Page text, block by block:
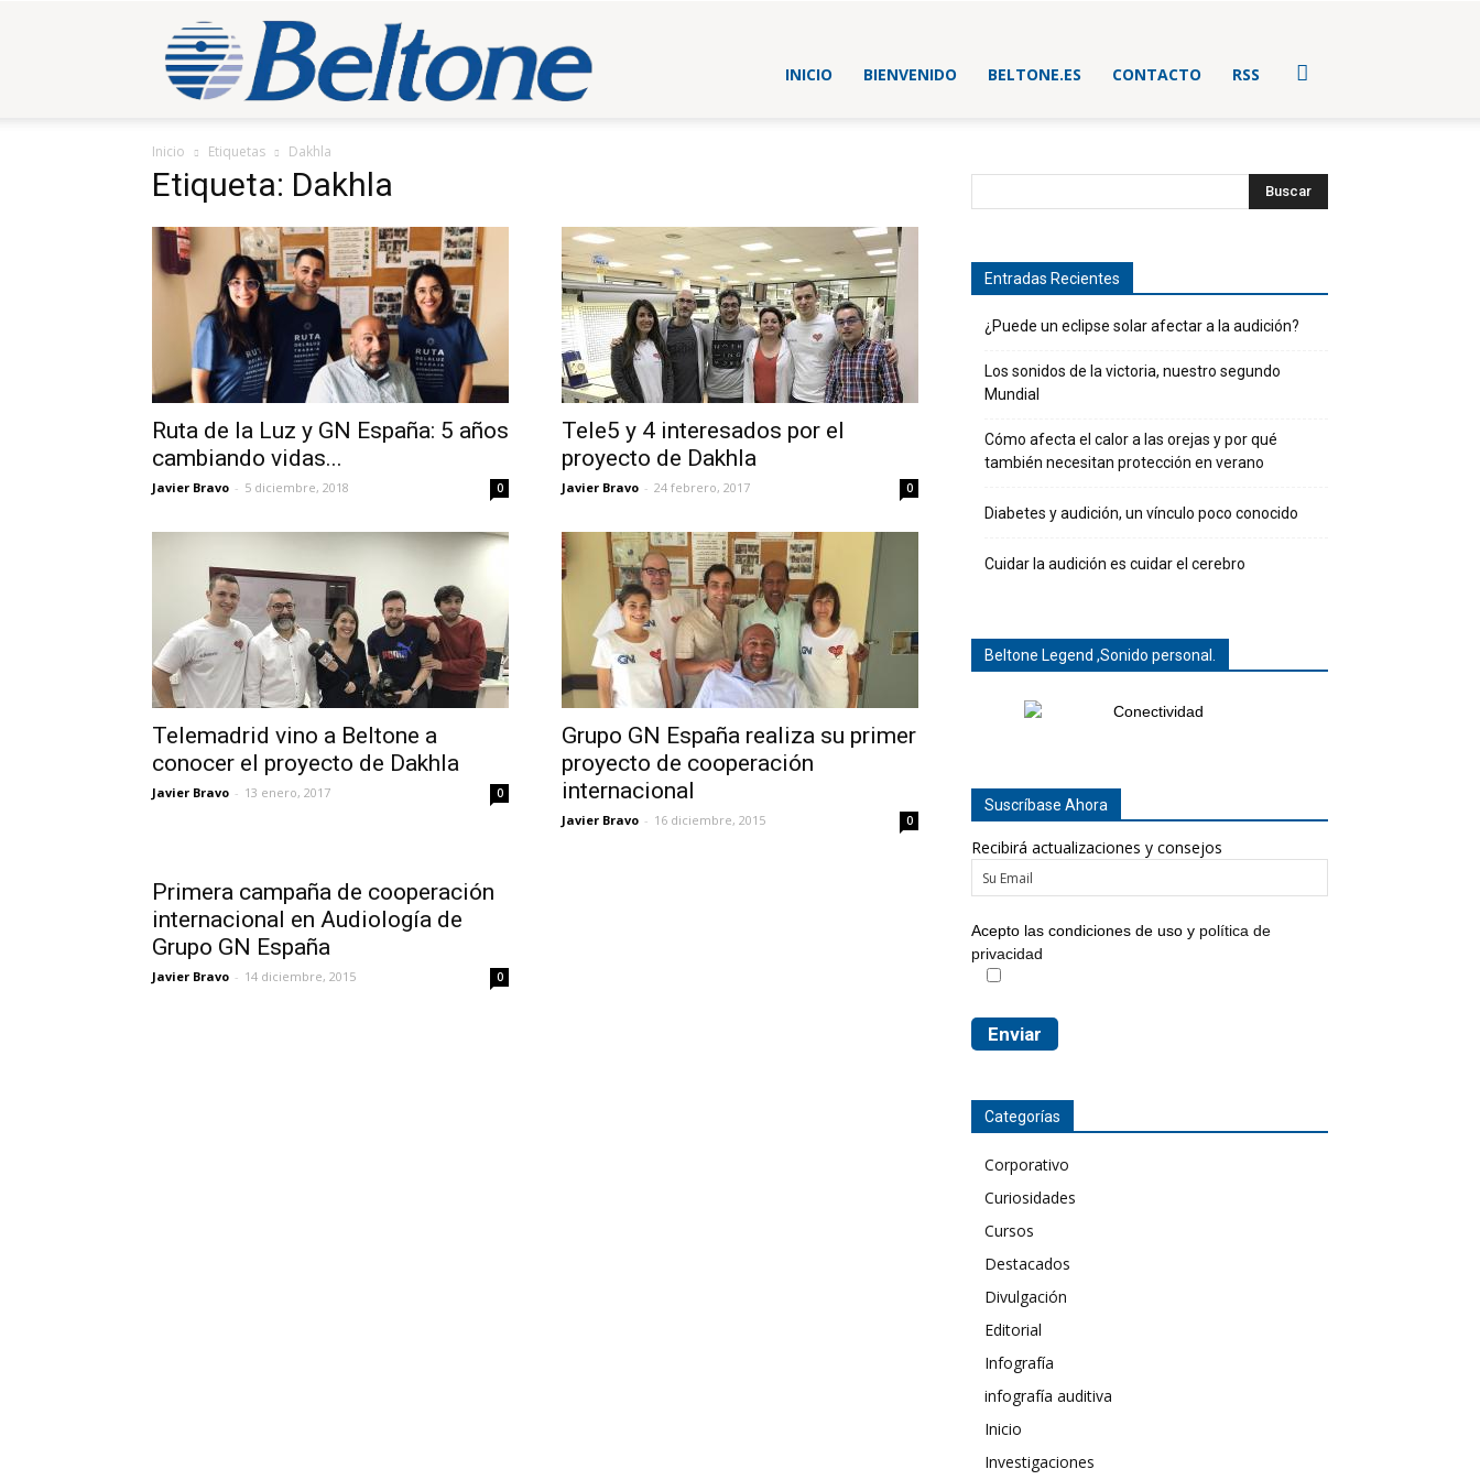
España
INICIO BIENVENIDO BELTONE.ES CONTACTO RSS
Inicio Etiquetas Dakhla
Etiqueta: Dakhla
Ruta de la Luz y GN España: 5 años
cambiando vidas...
Javier Bravo - 5 diciembre, 2018 0
Tele5 y 4 interesados por el
proyecto de Dakhla
Javier Bravo - 24 febrero, 2017 0
Telemadrid vino a Beltone a
conocer el proyecto de Dakhla
Javier Bravo - 13 enero, 2017 0
Grupo GN España realiza su primer
proyecto de cooperación
internacional
Javier Bravo - 16 diciembre, 2015 0
Primera campaña de cooperación
internacional en Audiología de
Grupo GN España
Javier Bravo - 14 diciembre, 2015 0
Entradas Recientes
¿Puede un eclipse solar afectar a la audición?
Los sonidos de la victoria, nuestro segundo
Mundial
Cómo afecta el calor a las orejas y por qué
también necesitan protección en verano
Diabetes y audición, un vínculo poco conocido
Cuidar la audición es cuidar el cerebro
Beltone Legend ,Sonido personal.
Suscríbase Ahora
Recibirá actualizaciones y consejos
Acepto las condiciones de uso y política de
privacidad
Categorías
Corporativo
Curiosidades
Cursos
Destacados
Divulgación
Editorial
Infografía
infografía auditiva
Inicio
Investigaciones